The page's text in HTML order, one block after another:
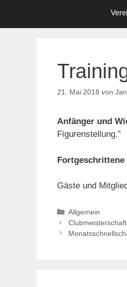
21. Mai 2018 von
Anfänger und
Figurenstellung.”
Fortgeschrittene
Gäste und
Kategorien
Allgemein